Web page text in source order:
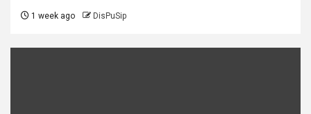
1 week ago DisPuSip